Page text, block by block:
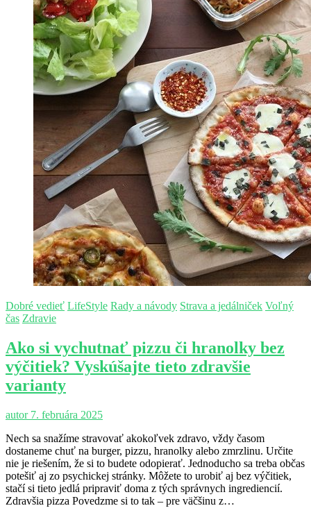
Dobré vedieť LifeStyle Rady a návody Strava a jedálniček Voľný
čas Zdravie
Ako si vychutnať pizzu či hranolky bez
výčitiek? Vyskúšajte tieto zdravšie
varianty
autor7. februára 2025
Nech sa snažíme stravovať akokoľvek zdravo, vždy časom
dostaneme chuť na burger, pizzu, hranolky alebo zmrzlinu. Určite
nie je riešením, že si to budete odopierať. Jednoducho sa treba občas
potešiť aj zo psychickej stránky. Môžete to urobiť aj bez výčitiek,
stačí si tieto jedlá pripraviť doma z tých správnych ingrediencií.
Zdravšia pizza Povedzme si to tak – pre väčšinu z…